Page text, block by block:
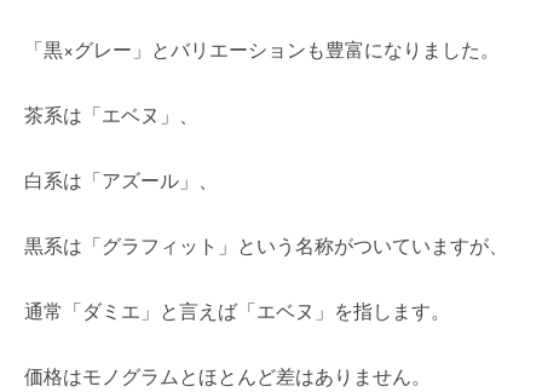
「黒×グレー」とバリエーションも豊富になりました。
茶系は「エベヌ」、
白系は「アズール」、
黒系は「グラフィット」という名称がついていますが、
通常「ダミエ」と言えば「エベヌ」を指します。
価格はモノグラムとほとんど差はありません。